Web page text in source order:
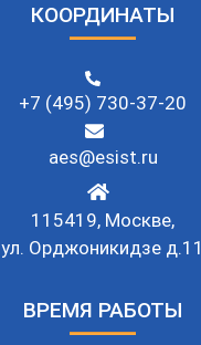
КООРДИНАТЫ
+7 (495) 730-37-20
aes@esist.ru
115419, Москве,
ул. Орджоникидзе д.11
ВРЕМЯ РАБОТЫ